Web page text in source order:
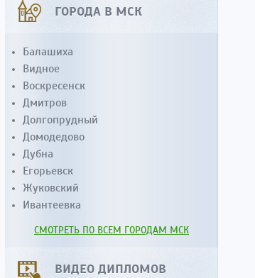
ГОРОДА В МСК
Балашиха
Видное
Воскресенск
Дмитров
Долгопрудный
Домодедово
Дубна
Егорьевск
Жуковский
Ивантеевка
СМОТРЕТЬ ПО ВСЕМ ГОРОДАМ МСК
ВИДЕО ДИПЛОМОВ